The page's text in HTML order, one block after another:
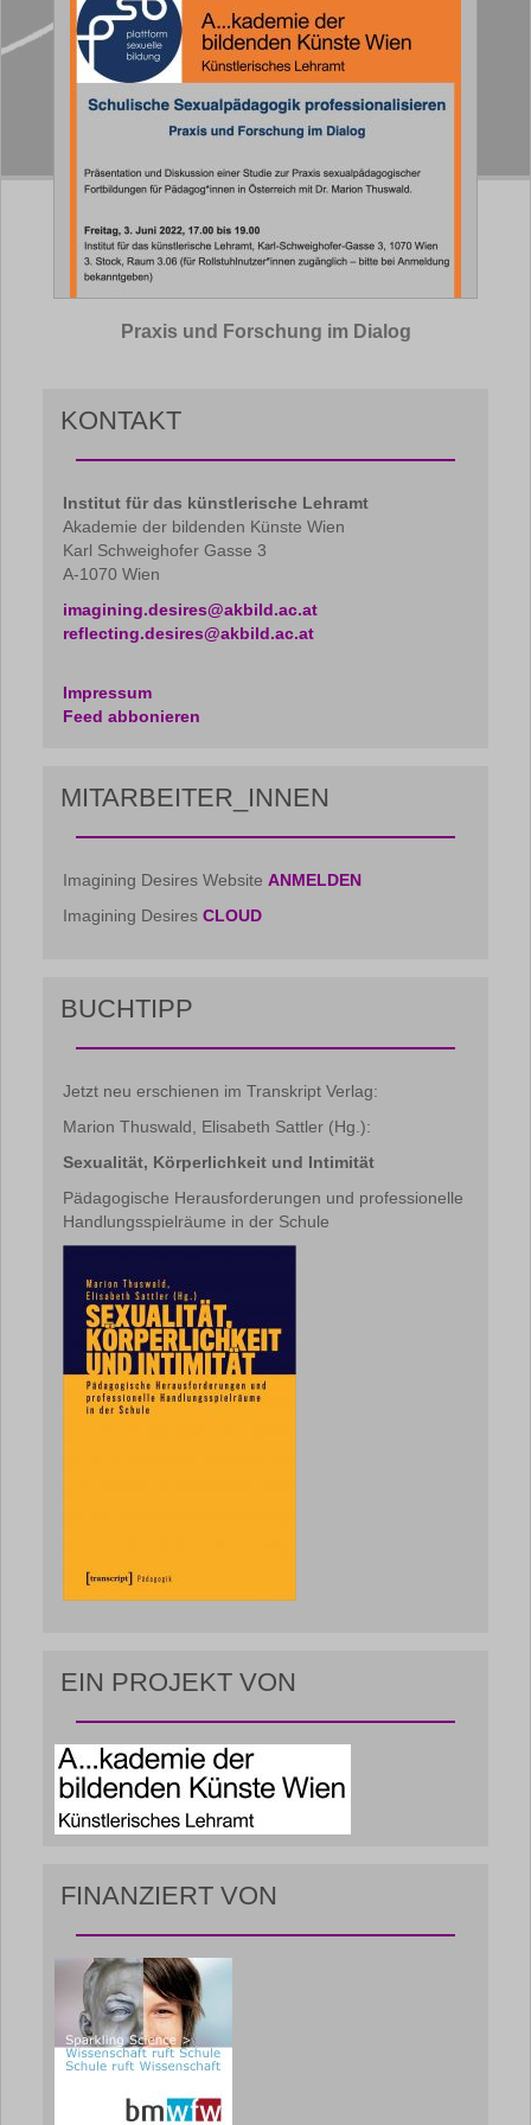
Praxis und Forschung im Dialog
KONTAKT
Institut für das künstlerische Lehramt
Akademie der bildenden Künste Wien
Karl Schweighofer Gasse 3
A-1070 Wien
imagining.desires@akbild.ac.at
reflecting.desires@akbild.ac.at
Impressum
Feed abbonieren
MITARBEITER_INNEN
Imagining Desires Website ANMELDEN
Imagining Desires CLOUD
BUCHTIPP
Jetzt neu erschienen im Transkript Verlag:
Marion Thuswald, Elisabeth Sattler (Hg.):
Sexualität, Körperlichkeit und Intimität
Pädagogische Herausforderungen und professionelle
Handlungsspielräume in der Schule
EIN PROJEKT VON
FINANZIERT VON